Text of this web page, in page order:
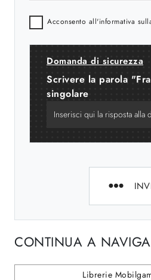
Acconsento all'informativa
Domanda di sicurezza
Scrivere la parola
singolare
CONTINUA A
Librerie